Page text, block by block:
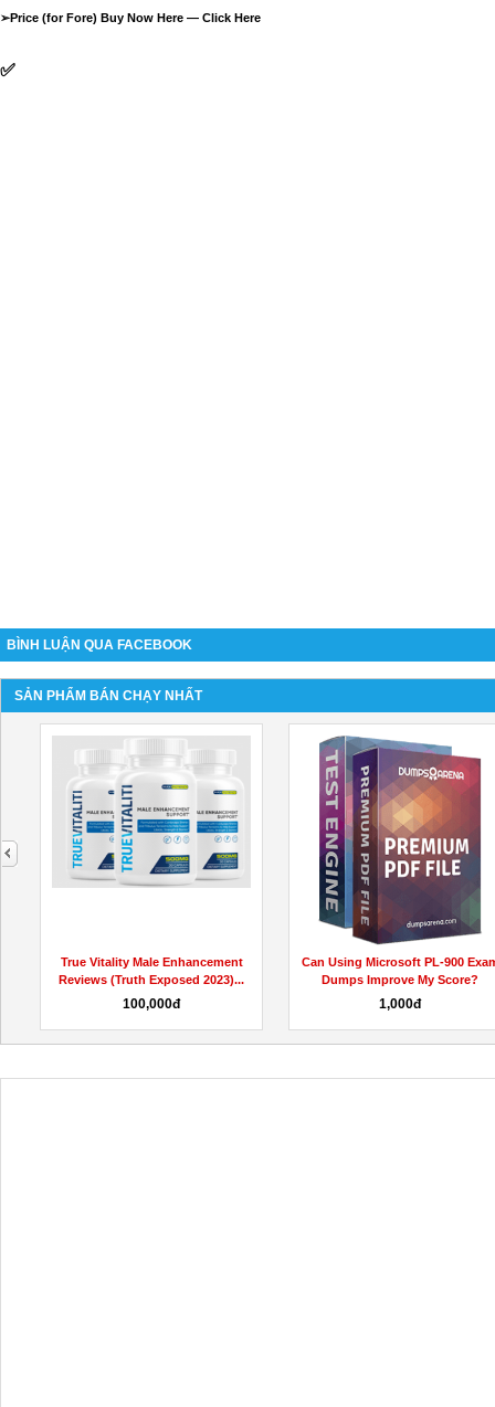
➢Price (for Fore) Buy Now Here — Click Here
✅
BÌNH LUẬN QUA FACEBOOK
SẢN PHẨM BÁN CHẠY NHẤT
True Vitality Male Enhancement
Reviews (Truth Exposed 2023)...
100,000đ
Can Using Microsoft PL-900
Dumps Improve My Score?
1,000đ
next